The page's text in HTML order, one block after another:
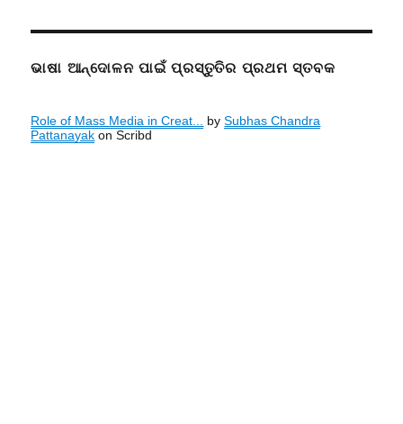
ଭାଷା ଆନ୍ଦୋଳନ ପାଇଁ ପ୍ରସ୍ତୁତିର ପ୍ରଥମ ସ୍ତବକ
Role of Mass Media in Creat... bySubhas Chandra
Pattanayak on Scribd